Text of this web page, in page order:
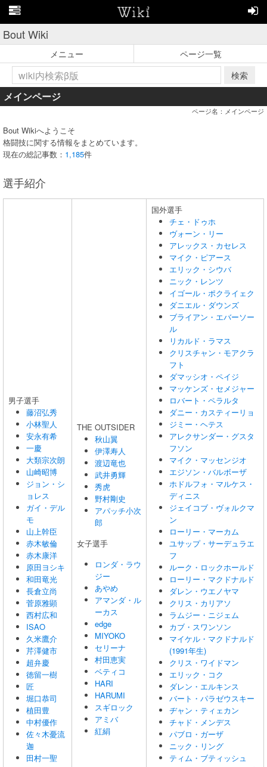
Bout Wiki
メニュー
ページ一覧
検索
メインページ
ページ名：メインページ
Bout Wikiへようこそ
格闘技に関する情報をまとめています。
現在の総記事数： 1,185件
選手紹介
男子選手
藤沼弘秀
小林聖人
安永有希
一慶
大類宗次朗
山崎昭博
ジョン・シ
ョレス
ガイ・デル
モ
山上幹臣
赤木敏倫
赤木康洋
原田ヨシキ
和田竜光
長倉立尚
菅原雅顕
西村広和
ISAO
久米鷹介
芹澤健市
超弁慶
徳留一樹
匠
堀口恭司
植田豊
中村優作
佐々木憂流
迦
田村一聖
THE OUTSIDER
秋山翼
伊澤寿人
渡辺竜也
武井勇輝
秀虎
野村剛史
アパッチ小次
郎
女子選手
ロンダ・ラウ
ジー
あやめ
アマンダ・ル
ーカス
edge
MIYOKO
セリーナ
村田恵実
ベティコ
HARI
HARUMI
スギロック
アミバ
紅絹
国外選手
チェ・ドゥホ
ヴォーン・リー
アレックス・カセレス
マイク・ピアース
エリック・シウバ
ニック・レンツ
イゴール・ポクライェク
ダニエル・ダウンズ
ブライアン・エバーソー
ル
リカルド・ラマス
クリスチャン・モアクラ
フト
ダマッシオ・ペイジ
マッケンズ・セメジャー
ロバート・ペラルタ
ダニー・カスティーリョ
ジミー・ヘテス
アレクサンダー・グスタ
フソン
マイク・マッセンジオ
エジソン・バルボーザ
ホドルフォ・マルケス・
ディニス
ジェイコブ・ヴォルクマ
ン
ローリー・マーカム
ユサップ・サーデュラエ
フ
ルーク・ロックホールド
ローリー・マクドナルド
ダレン・ウエノヤマ
クリス・カリアソ
ラムジー・ニジェム
カブ・スワンソン
マイケル・マクドナルド
(1991年生)
クリス・ワイドマン
エリック・コク
ダレン・エルキンス
バート・パラゼウスキー
ヂャン・ティェカン
チャド・メンデス
パブロ・ガーザ
ニック・リング
ティム・ブティッシュ